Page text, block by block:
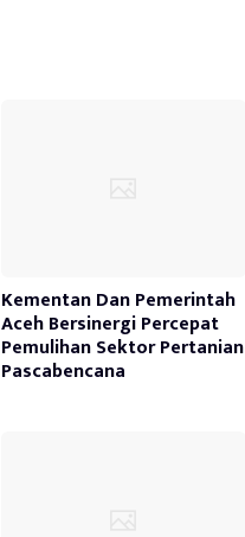
Kementan Dan Pemerintah
Aceh Bersinergi Percepat
Pemulihan Sektor Pertanian
Pascabencana